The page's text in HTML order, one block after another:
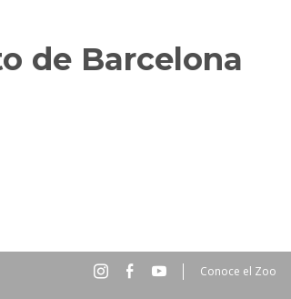
de Barcelona
Conoce el Zoo